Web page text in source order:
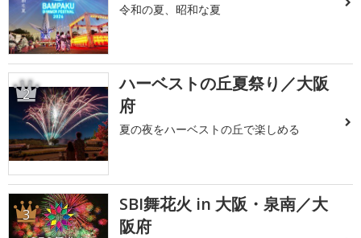
令和の夏、昭和な夏
2
ハーベストの丘夏祭り／大阪
府
夏の夜をハーベストの丘で楽しめる
3
SBI舞花火 in 大阪・泉南／大
阪府